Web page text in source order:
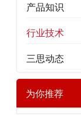
产品知识
行业技术
三思动态
为你推荐